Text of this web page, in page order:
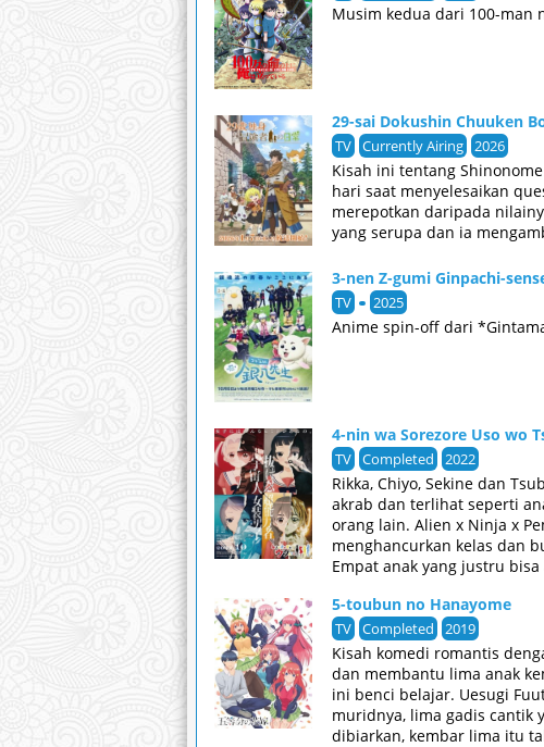
Musim kedua dari 100-man
29-sai Dokushin Chuuken
TV Currently Airing 2026
Kisah ini tentang
hari saat menyelesaikan
merepotkan daripada
yang serupa dan ia
3-nen Z-gumi Ginpachi-
TV 2025
Anime spin-off dari
4-nin wa Sorezore Uso wo
TV Completed 2022
Rikka, Chiyo, Sekine dan
akrab dan terlihat seperti
orang lain. Alien x Ninja x
menghancurkan kelas dan
Empat anak yang justru
5-toubun no Hanayome
TV Completed 2019
Kisah komedi romantis
dan membantu lima anak
ini benci belajar. Uesugi
muridnya, lima gadis cantik
dibiarkan, kembar lima itu